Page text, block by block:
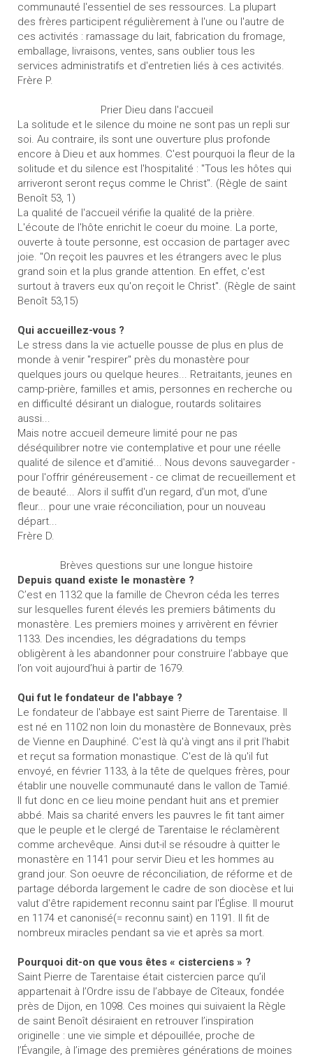
communauté l'essentiel de ses ressources. La plupart
des frères participent régulièrement à l'une ou l'autre de
ces activités : ramassage du lait, fabrication du fromage,
emballage, livraisons, ventes, sans oublier tous les
services administratifs et d'entretien liés à ces activités.
Frère P.
Prier Dieu dans l'accueil
La solitude et le silence du moine ne sont pas un repli sur
soi. Au contraire, ils sont une ouverture plus profonde
encore à Dieu et aux hommes. C'est pourquoi la fleur de la
solitude et du silence est l'hospitalité : "Tous les hôtes qui
arriveront seront reçus comme le Christ". (Règle de saint
Benoît 53, 1)
La qualité de l'accueil vérifie la qualité de la prière.
L'écoute de l'hôte enrichit le coeur du moine. La porte,
ouverte à toute personne, est occasion de partager avec
joie. "On reçoit les pauvres et les étrangers avec le plus
grand soin et la plus grande attention. En effet, c'est
surtout à travers eux qu'on reçoit le Christ". (Règle de saint
Benoît 53,15)
Qui accueillez-vous ?
Le stress dans la vie actuelle pousse de plus en plus de
monde à venir "respirer" près du monastère pour
quelques jours ou quelque heures... Retraitants, jeunes en
camp-prière, familles et amis, personnes en recherche ou
en difficulté désirant un dialogue, routards solitaires
aussi...
Mais notre accueil demeure limité pour ne pas
déséquilibrer notre vie contemplative et pour une réelle
qualité de silence et d'amitié... Nous devons sauvegarder -
pour l'offrir généreusement - ce climat de recueillement et
de beauté... Alors il suffit d'un regard, d'un mot, d'une
fleur... pour une vraie réconciliation, pour un nouveau
départ...
Frère D.
Brèves questions sur une longue histoire
Depuis quand existe le monastère ?
C’est en 1132 que la famille de Chevron céda les terres
sur lesquelles furent élevés les premiers bâtiments du
monastère. Les premiers moines y arrivèrent en février
1133. Des incendies, les dégradations du temps
obligèrent à les abandonner pour construire l’abbaye que
l’on voit aujourd’hui à partir de 1679.
Qui fut le fondateur de l'abbaye ?
Le fondateur de l'abbaye est saint Pierre de Tarentaise. Il
est né en 1102 non loin du monastère de Bonnevaux, près
de Vienne en Dauphiné. C'est là qu'à vingt ans il prit l'habit
et reçut sa formation monastique. C'est de là qu'il fut
envoyé, en février 1133, à la tête de quelques frères, pour
établir une nouvelle communauté dans le vallon de Tamié.
Il fut donc en ce lieu moine pendant huit ans et premier
abbé. Mais sa charité envers les pauvres le fit tant aimer
que le peuple et le clergé de Tarentaise le réclamèrent
comme archevêque. Ainsi dut-il se résoudre à quitter le
monastère en 1141 pour servir Dieu et les hommes au
grand jour. Son oeuvre de réconciliation, de réforme et de
partage déborda largement le cadre de son diocèse et lui
valut d'être rapidement reconnu saint par l'Église. Il mourut
en 1174 et canonisé(= reconnu saint) en 1191. Il fit de
nombreux miracles pendant sa vie et après sa mort.
Pourquoi dit-on que vous êtes « cisterciens » ?
Saint Pierre de Tarentaise était cistercien parce qu’il
appartenait à l’Ordre issu de l’abbaye de Cîteaux, fondée
près de Dijon, en 1098. Ces moines qui suivaient la Règle
de saint Benoît désiraient en retrouver l’inspiration
originelle : une vie simple et dépouillée, proche de
l’Évangile, à l’image des premières générations de moines